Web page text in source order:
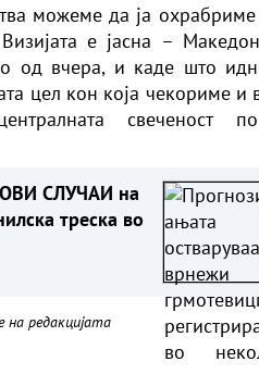
можеме да ја охрабриме
е јасна –
од вчера, и каде што
цел кон која чекориме
свеченост
СЛУЧАИ на
треска во
редакцијата